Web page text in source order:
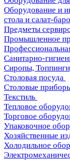
Оборудование и
стола и салат-
Предметы
Промышленное
Санитарно-
Сиропы,
Столовая посуда
Столовые
Текстиль
Тепловое
Торговое
Упаковочное
Хозяйственные
Холодильное